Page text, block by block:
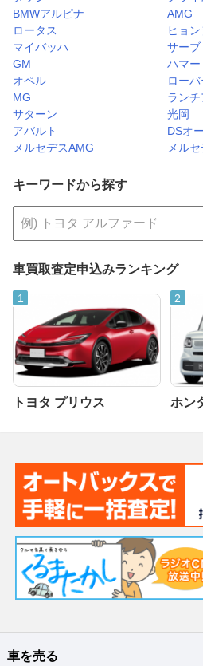
BMWアルピナ
AMG
ロータス
ヒョ
マイバッハ
サーブ
GM
ハマー
オペル
ローバ
MG
ランチ
サターン
光岡
アバルト
DSオ
メルセデスAMG
メル
キーワードから探す
車買取査定申込みランキング
トヨタ プリウス ホン
車を売る